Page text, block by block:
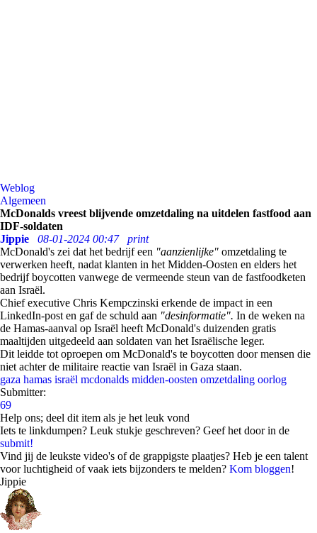
Weblog
Algemeen
McDonalds vreest blijvende omzetdaling na uitdelen fastfood aan
IDF-soldaten
Jippie
08-01-2024 00:47
print
McDonald's zei dat het bedrijf een "aanzienlijke" omzetdaling te
verwerken heeft, nadat klanten in het Midden-Oosten en elders het
bedrijf boycotten vanwege de vermeende steun van de fastfoodketen
aan Israël.
Chief executive Chris Kempczinski erkende de impact in een
LinkedIn-post en gaf de schuld aan "desinformatie". In de weken na
de Hamas-aanval op Israël heeft McDonald's duizenden gratis
maaltijden uitgedeeld aan soldaten van het Israëlische leger.
Dit leidde tot oproepen om McDonald's te boycotten door mensen die
niet achter de militaire reactie van Israël in Gaza staan.
gaza hamas israël mcdonalds midden-oosten omzetdaling oorlog
Submitter:
69
Help ons; deel dit item als je het leuk vond
Iets te linkdumpen? Leuk stukje geschreven? Geef het door in de
submit!
Vind jij de leukste video's of de grappigste plaatjes? Heb je een talent
voor luchtigheid of vaak iets bijzonders te melden? Kom bloggen!
Jippie